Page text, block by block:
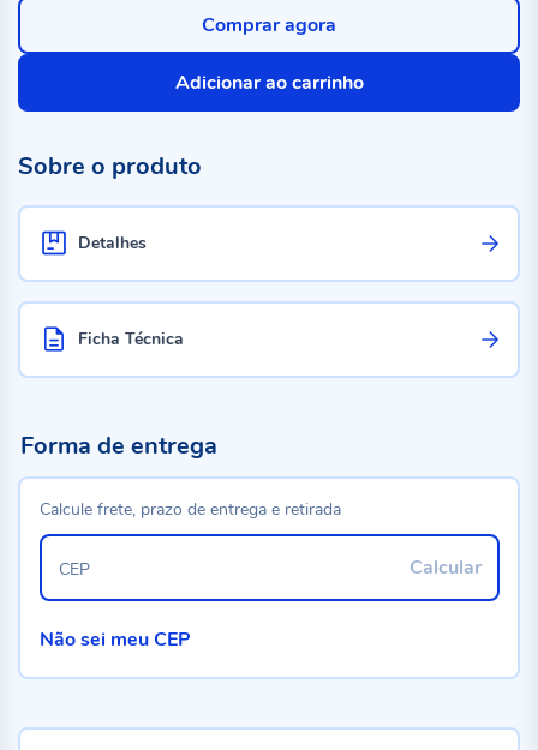
Adicionar ao carrinho
Comprar agora
Sobre o produto
Detalhes
Ficha Técnica
Forma de entrega
Calcule frete, prazo de entrega e retirada
Calcular
CEP
Não sei meu CEP